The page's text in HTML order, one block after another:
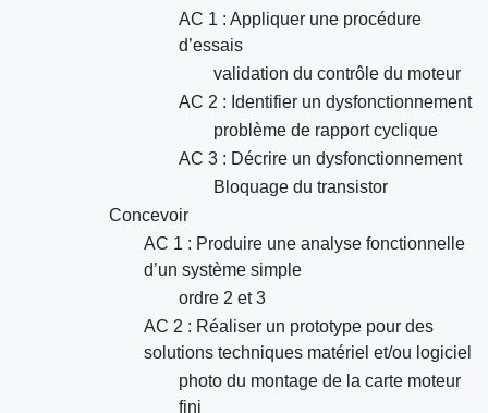
AC 1 : Appliquer une procédure
d’essais
validation du contrôle du moteur
AC 2 : Identifier un dysfonctionnement
problème de rapport cyclique
AC 3 : Décrire un dysfonctionnement
Bloquage du transistor
Concevoir
AC 1 : Produire une analyse fonctionnelle
d’un système simple
ordre 2 et 3
AC 2 : Réaliser un prototype pour des
solutions techniques matériel et/ou logiciel
photo du montage de la carte moteur
fini